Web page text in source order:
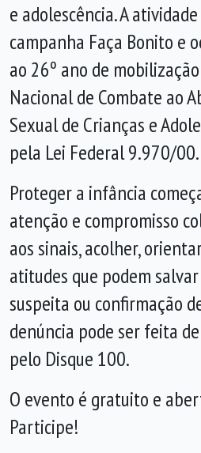
e adolescência. A
campanha Faça Bonito e
ao 26º ano de
Nacional de Combate ao
Sexual de Crianças e
pela Lei Federal 9.970/00.
Proteger a infância
atenção e compromisso
aos sinais, acolher,
atitudes que podem salvar
suspeita ou confirmação
denúncia pode ser feita
pelo Disque 100.
O evento é gratuito e
Participe!